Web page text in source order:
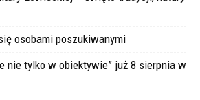
osobami poszukiwanymi
nie tylko w obiektywie” już 8 sierpnia w